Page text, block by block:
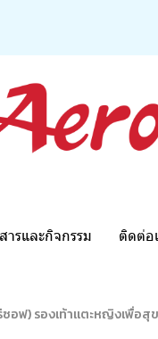
ารและกิจกรรม ติดต่อ
อฟ) รองเท้าแตะหญิงเพื่อสุ